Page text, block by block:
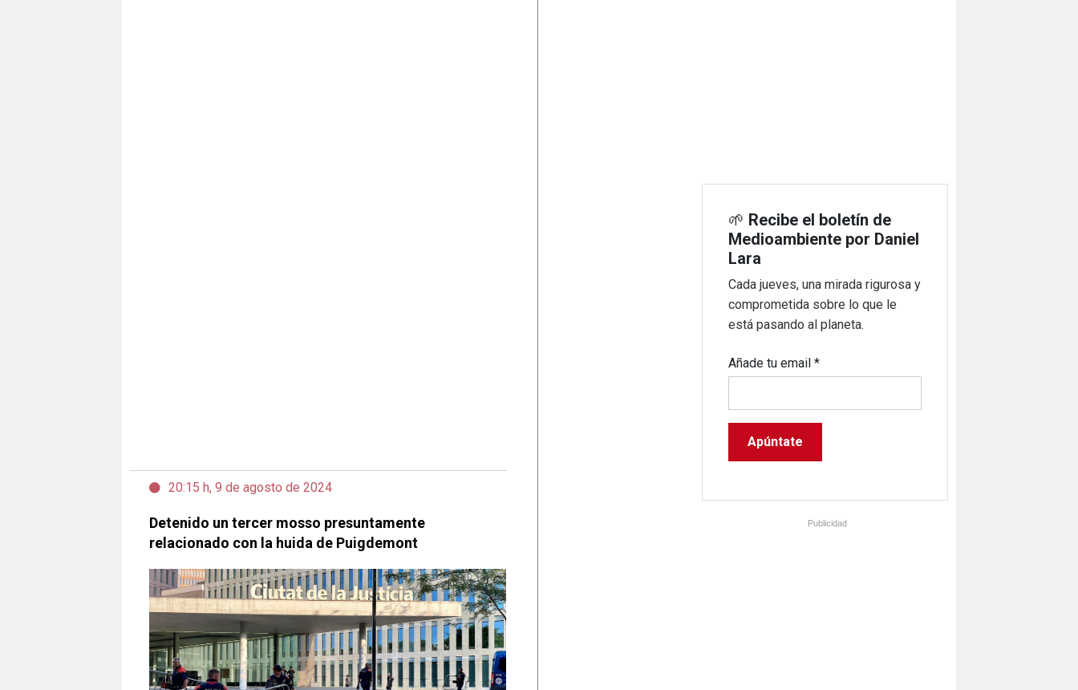
20:15 h, 9 de agosto de 2024
Detenido un tercer mosso presuntamente
relacionado con la huida de Puigdemont
🌱 Recibe el boletín de
Medioambiente por Daniel
Lara
Cada jueves, una mirada rigurosa y
comprometida sobre lo que le
está pasando al planeta.
Añade tu email*
Publicidad